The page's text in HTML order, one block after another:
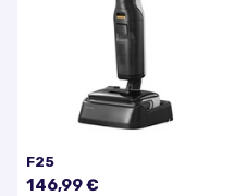
F25
146,99 €